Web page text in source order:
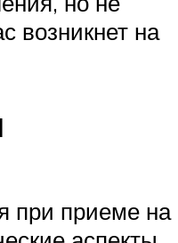
возникнет на
при приеме на